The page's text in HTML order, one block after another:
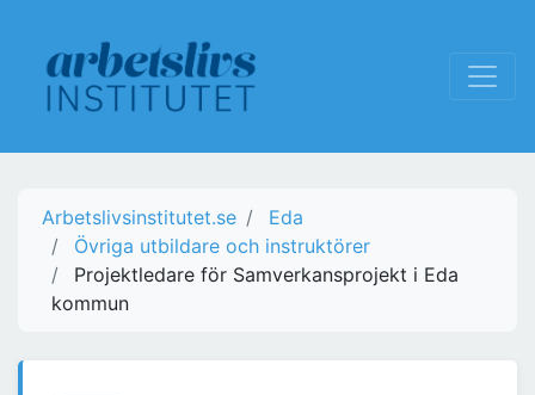
Arbetslivsinstitutet.se
Eda
Övriga utbildare och instruktörer
Projektledare för Samverkansprojekt i Eda
kommun